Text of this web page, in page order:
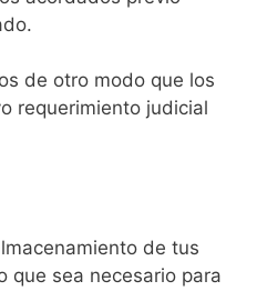
de otro modo que los
requerimiento judicial
de tus
que sea necesario para